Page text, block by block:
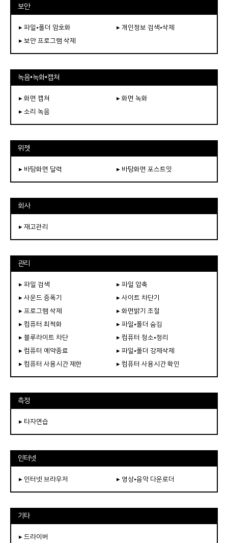
보안
▸ 파일•폴더 암호화
▸ 개인정보 검색•삭제
▸ 보안 프로그램 삭제
녹음•녹화•캡쳐
▸ 화면 캡쳐
▸ 화면 녹화
▸ 소리 녹음
위젯
▸ 바탕화면 달력 ▸ 바탕화면 포스트잇
회사
▸ 재고관리
관리
▸ 파일 검색
▸ 파일 압축
▸ 사운드 증폭기
▸ 사이트 차단기
▸ 프로그램 삭제
▸ 화면밝기 조절
▸ 컴퓨터 최적화
▸ 파일•폴더 숨김
▸ 블루라이트 차단
▸ 컴퓨터 청소•정리
▸ 컴퓨터 예약종료
▸ 파일•폴더 강제삭제
▸ 컴퓨터 사용시간 제한
▸ 컴퓨터 사용시간 확인
측정
▸ 타자연습
인터넷
▸ 인터넷 브라우저 ▸ 영상•음악 다운로더
기타
▸ 드라이버